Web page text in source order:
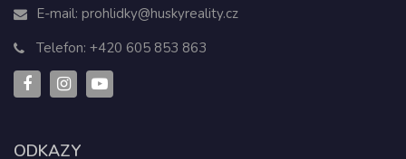
E-mail: prohlidky@huskyreality.cz
Telefon: +420 605 853 863
ODKAZY